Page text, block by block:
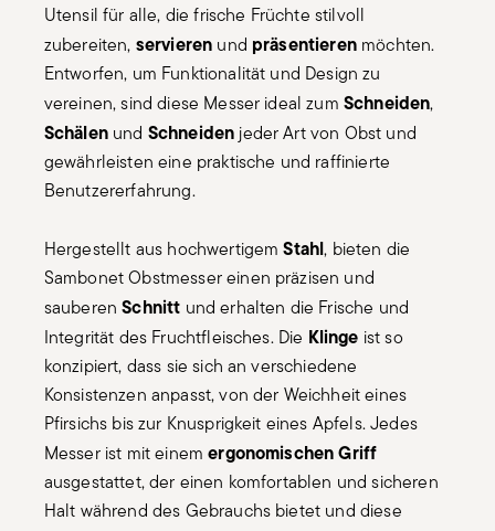
Utensil für alle, die frische Früchte stilvoll
zubereiten, servieren und präsentieren möchten.
Entworfen, um Funktionalität und Design zu
vereinen, sind diese Messer ideal zum Schneiden,
Schälen und Schneiden jeder Art von Obst und
gewährleisten eine praktische und raffinierte
Benutzererfahrung.
Hergestellt aus hochwertigemStahl, bieten die
Sambonet Obstmesser einen präzisen und
sauberenSchnitt und erhalten die Frische und
Integrität des Fruchtfleisches. Die Klinge ist so
konzipiert, dass sie sich an verschiedene
Konsistenzen anpasst, von der Weichheit eines
Pfirsichs bis zur Knusprigkeit eines Apfels. Jedes
Messer ist mit einem ergonomischen Griff
ausgestattet, der einen komfortablen und sicheren
Halt während des Gebrauchs bietet und diese